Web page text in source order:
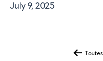
July 9, 2025